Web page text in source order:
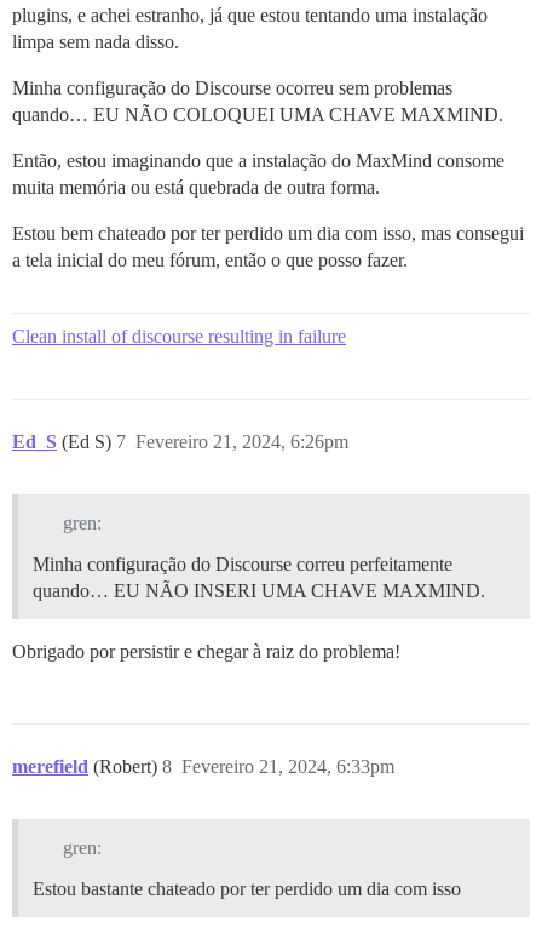
plugins, e achei estranho, já que estou tentando uma instalação
limpa sem nada disso.
Minha configuração do Discourse ocorreu sem problemas
quando… EU NÃO COLOQUEI UMA CHAVE MAXMIND.
Então, estou imaginando que a instalação do MaxMind consome
muita memória ou está quebrada de outra forma.
Estou bem chateado por ter perdido um dia com isso, mas consegui
a tela inicial do meu fórum, então o que posso fazer.
Clean install of discourse resulting in failure
Ed_S (Ed S) Fevereiro 21, 2024, 6:26pm
7
gren:
Minha configuração do Discourse correu perfeitamente
quando… EU NÃO INSERI UMA CHAVE MAXMIND.
Obrigado por persistir e chegar à raiz do problema!
merefield (Robert) Fevereiro 21, 2024, 6:33pm
8
gren:
Estou bastante chateado por ter perdido um dia com isso